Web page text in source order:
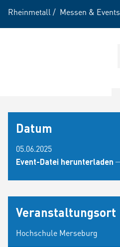
Rheinmetall / Messen & Events
Datum
05.06.2025
Event-Datei herunterladen
Veranstaltungsort
Hochschule Merseburg